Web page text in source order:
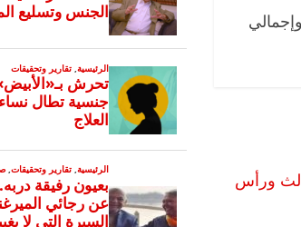
حصيلة الشهداء منذ وقف إطلاق النار في 11 أكتوبر الماضي إلى 930، وإجمالي
ورأس